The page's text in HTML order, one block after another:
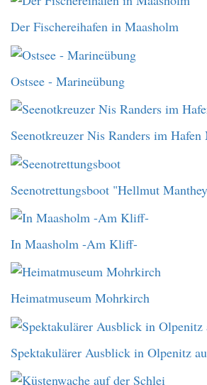
Der Fischereihafen in Maasholm
Ostsee - Marineübung
Seenotkreuzer Nis Randers im Hafen
Seenotrettungsboot "Hellmut
In Maasholm -Am Kliff-
Heimatmuseum Mohrkirch
Spektakulärer Ausblick in Olpenitz